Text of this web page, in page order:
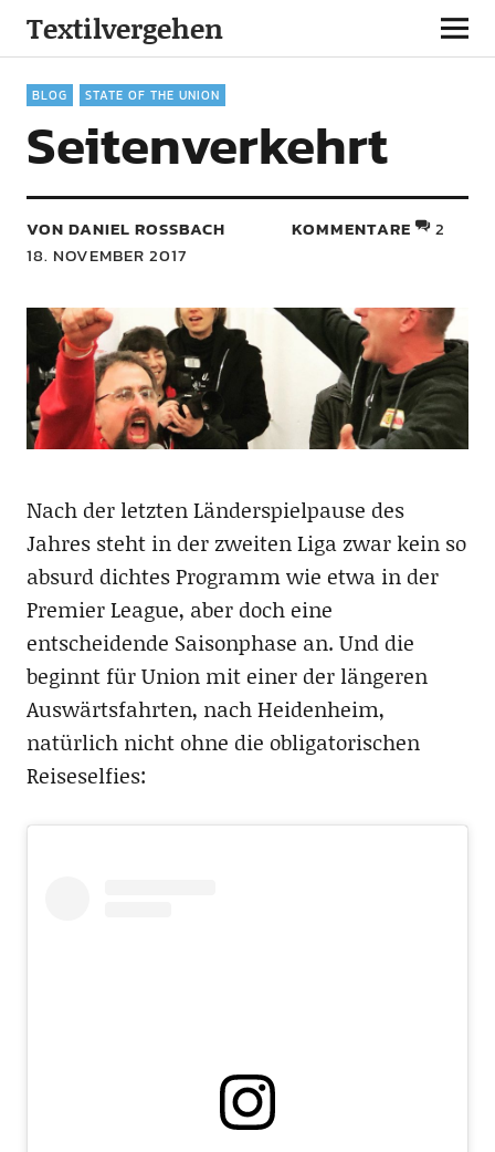
Textilvergehen
BLOG STATE OF THE UNION
Seitenverkehrt
VON DANIEL ROSSBACH
18. NOVEMBER 2017
KOMMENTARE 2
Nach der letzten Länderspielpause des
Jahres steht in der zweiten Liga zwar kein so
absurd dichtes Programm wie etwa in der
Premier League, aber doch eine
entscheidende Saisonphase an. Und die
beginnt für Union mit einer der längeren
Auswärtsfahrten, nach Heidenheim,
natürlich nicht ohne die obligatorischen
Reiseselfies: